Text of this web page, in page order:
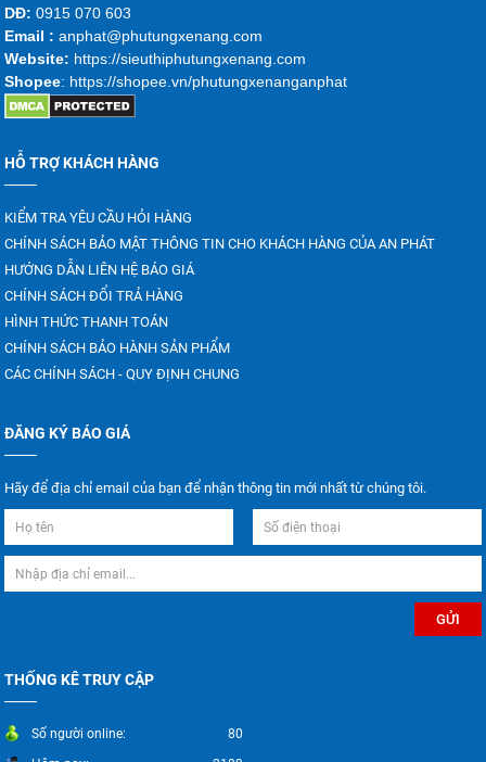
DĐ:0915 070 603
Email :anphat@phutungxenang.com
Website: https://sieuthiphutungxenang.com
Shopee: https://shopee.vn/phutungxenanganphat
HỖ TRỢ KHÁCH HÀNG
KIỂM TRA YÊU CẦU HỎI HÀNG
CHÍNH SÁCH BẢO MẬT THÔNG TIN CHO KHÁCH HÀNG CỦA AN PHÁT
HƯỚNG DẪN LIÊN HỆ BÁO GIÁ
CHÍNH SÁCH ĐỔI TRẢ HÀNG
HÌNH THỨC THANH TOÁN
CHÍNH SÁCH BẢO HÀNH SẢN PHẨM
CÁC CHÍNH SÁCH - QUY ĐỊNH CHUNG
ĐĂNG KÝ BÁO GIÁ
Hãy để địa chỉ email của bạn để nhận thông tin mới nhất từ chúng tôi.
THỐNG KÊ TRUY CẬP
Số người online:
80